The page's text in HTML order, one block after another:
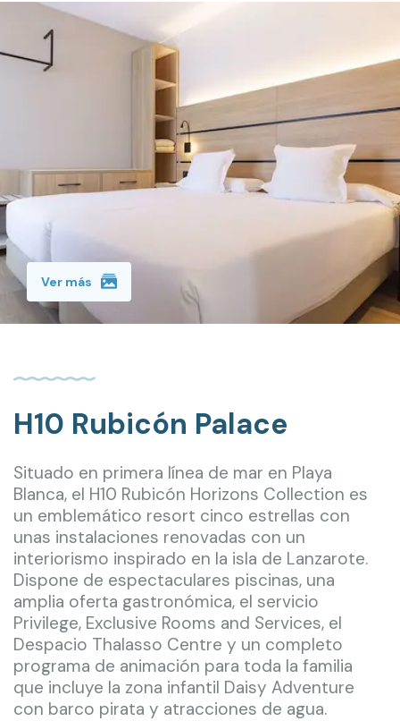
Ver más
H10 Rubicón Palace
Situado en primera línea de mar en Playa
Blanca, el H10 Rubicón Horizons Collection es
un emblemático resort cinco estrellas con
unas instalaciones renovadas con un
interiorismo inspirado en la isla de Lanzarote.
Dispone de espectaculares piscinas, una
amplia oferta gastronómica, el servicio
Privilege, Exclusive Rooms and Services, el
Despacio Thalasso Centre y un completo
programa de animación para toda la familia
que incluye la zona infantil Daisy Adventure
con barco pirata y atracciones de agua.